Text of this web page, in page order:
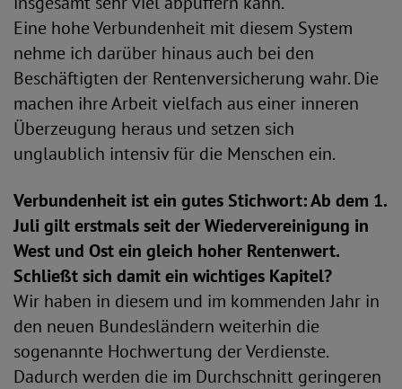
Eine hohe Verbundenheit mit diesem System
nehme ich darüber hinaus auch bei den
Beschäftigten der Rentenversicherung wahr. Die
machen ihre Arbeit vielfach aus einer inneren
Überzeugung heraus und setzen sich
unglaublich intensiv für die Menschen ein.
Verbundenheit ist ein gutes Stichwort: Ab dem 1.
Juli gilt erstmals seit der Wiedervereinigung in
West und Ost ein gleich hoher Rentenwert.
Schließt sich damit ein wichtiges Kapitel?
Wir haben in diesem und im kommenden Jahr in
den neuen Bundesländern weiterhin die
sogenannte Hochwertung der Verdienste.
Dadurch werden die im Durchschnitt geringeren